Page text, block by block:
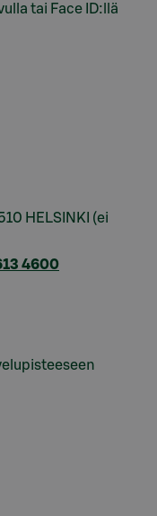
tai Face ID:llä
HELSINKI (ei
4600